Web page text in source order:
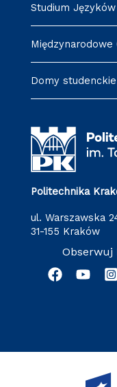
Studium
Międzynarodowe
Domy studenckie
Politechnika
ul. Warszawska
31-155 Kraków
Obserwuj